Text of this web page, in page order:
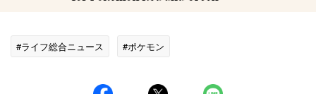
#ライフ総合ニュース #ポケモン